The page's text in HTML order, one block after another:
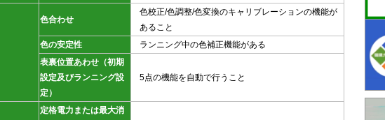
色合わせ
色校正/色調整/色変換のキャリブレーションの機能が
あること
色の安定性
ランニング中の色補正機能がある
表裏位置あわせ（初期
設定及びランニング設
定）
5点の機能を自動で行うこと
定格電力または最大消